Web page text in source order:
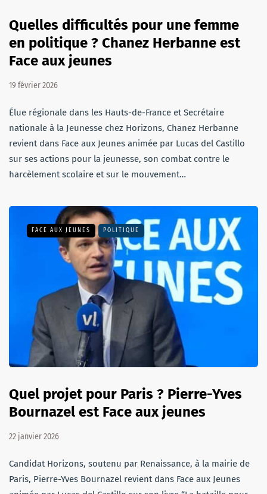
Quelles difficultés pour une femme
en politique ? Chanez Herbanne est
Face aux jeunes
19 février 2026
Élue régionale dans les Hauts-de-France et Secrétaire
nationale à la Jeunesse chez Horizons, Chanez Herbanne
revient dans Face aux Jeunes animée par Lucas del Castillo
sur ses actions pour la jeunesse, son combat contre le
harcèlement scolaire et sur le mouvement…
FACE AUX JEUNES POLITIQUE
Quel projet pour Paris ? Pierre-Yves
Bournazel est Face aux jeunes
22 janvier 2026
Candidat Horizons, soutenu par Renaissance, à la mairie de
Paris, Pierre-Yves Bournazel revient dans Face aux Jeunes